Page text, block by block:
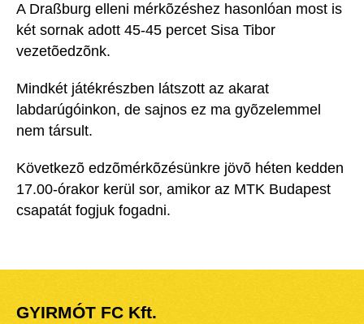
A Draßburg elleni mérkõzéshez hasonlóan most is
két sornak adott 45-45 percet Sisa Tibor
vezetõedzõnk.
Mindkét játékrészben látszott az akarat
labdarúgóinkon, de sajnos ez ma gyõzelemmel
nem társult.
Következõ edzõmérkõzésünkre jövõ héten kedden
17.00-órakor kerül sor, amikor az MTK Budapest
csapatát fogjuk fogadni.
GYIRMÓT FC Kft.